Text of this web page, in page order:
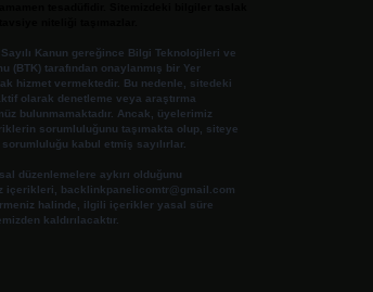
Kanun gereğince Bilgi Teknolojileri ve
(BTK) tarafından onaylanmış bir Yer
hizmet vermektedir. Bu nedenle, sitedeki
olarak denetleme veya araştırma
bulunmamaktadır. Ancak, üyelerimiz
sorumluluğunu taşımakta olup, siteye
kabul etmiş sayılırlar.
düzenlemelere aykırı olduğunu
içerikleri,
backlinkpanelicomtr@gmail.com
halinde, ilgili içerikler yasal süre
kaldırılacaktır.